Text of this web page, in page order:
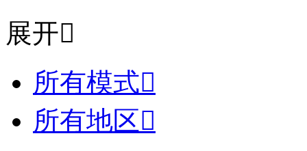
展开
所有模式
所有地区